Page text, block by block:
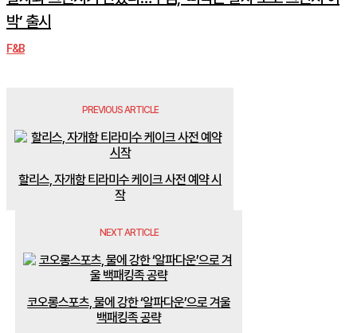
박’ 출시
F&B
PREVIOUS ARTICLE
할리스, 자개함 티라미수 케이크 사전 예약 시
작
NEXT ARTICLE
코오롱스포츠, 물에 강한 ‘알파다운’으로 겨울
백패킹족 공략